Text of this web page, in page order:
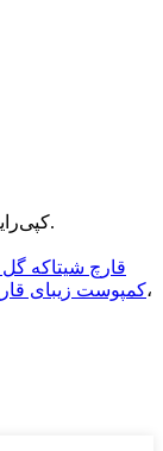
© کپی‌رایت - ۲۰۱۰-۲۰۲۴: تمامی حقوق محفوظ است.
قارچ شیتاکه
کمپوست زیبای،